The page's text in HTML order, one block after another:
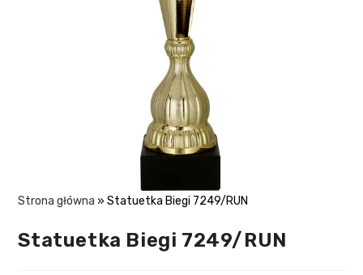
Strona główna »Statuetka Biegi 7249/RUN
Statuetka Biegi 7249/RUN